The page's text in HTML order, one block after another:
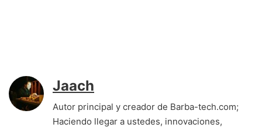
Jaach
Autor principal y creador de Barba-tech.com;
Haciendo llegar a ustedes, innovaciones,